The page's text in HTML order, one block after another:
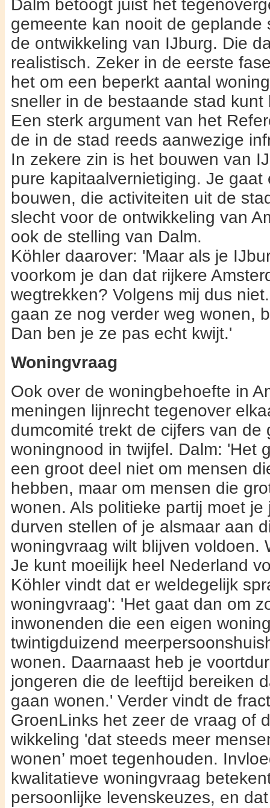
Dalm betoogt juist het
gemeente kan nooit de geplande
de ont­wikkeling van IJburg. Die
realistisch. Zeker in de eerste
het om een beperkt aantal
sneller in de bestaande stad kunt
Een sterk argument van het
de in de stad reeds aanwezige
In zekere zin is het bouwen van
pure kapitaalvernie­tiging. Je gaat
bou­wen, die activiteiten uit de
slecht voor de ont­wikkeling van
ook de stelling van Dalm.
Köhler daarover: 'Maar als je
voorkom je dan dat rijkere
wegtrekken? Volgens mij dus
gaan ze nog verder weg wonen,
Dan ben je ze pas echt kwijt.'
Woningvraag
Ook over de woningbehoefte in
meningen lijn­recht tegenover
dumcomité trekt de cijfers van de
woningnood in twij­fel. Dalm: 'Het
een groot deel niet om mensen
hebben, maar om mensen die
wonen. Als politieke partij moet
durven stellen of je alsmaar aan
woningvraag wilt blijven voldoen.
Je kunt moeilijk heel Nederland
Köhler vindt dat er weldegelijk
woning­vraag': 'Het gaat dan om
inwonenden die een eigen
twintigdui­zend
wonen. Daarnaast heb je
jongeren die de leeftijd bereiken
gaan wonen.' Verder vindt de
GroenLinks het zeer de vraag of
wikkeling 'dat steeds meer
wonen’ moet tegenhou­den.
kwali­tatieve woningvraag
persoonlijke levenskeuzes, en